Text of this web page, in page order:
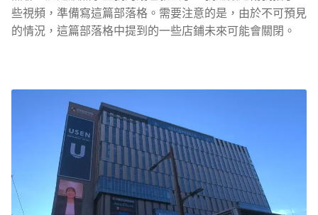
些視頻，準備寫這篇部落格。需要注意的是，由於不可預見
的情況，這篇部落格中提到的一些店鋪未來可能會關閉。